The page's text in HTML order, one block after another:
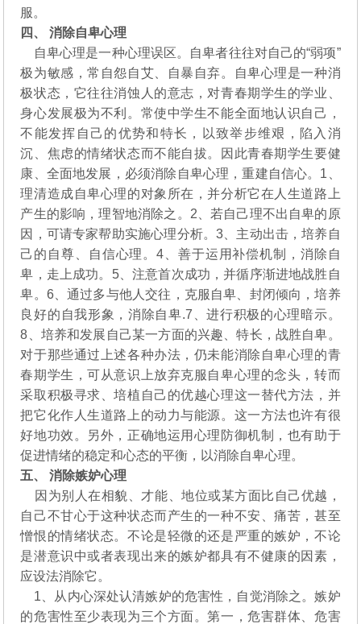
服。
四、 消除自卑心理
自卑心理是一种心理误区。自卑者往往对自己的“弱项”
极为敏感，常自怨自艾、自暴自弃。自卑心理是一种消
极状态，它往往消蚀人的意志，对青春期学生的学业、
身心发展极为不利。常使中学生不能全面地认识自己，
不能发挥自己的优势和特长，以致举步维艰，陷入消
沉、焦虑的情绪状态而不能自拔。因此青春期学生要健
康、全面地发展，必须消除自卑心理，重建自信心。1、
理清造成自卑心理的对象所在，并分析它在人生道路上
产生的影响，理智地消除之。2、若自己理不出自卑的原
因，可请专家帮助实施心理分析。3、主动出击，培养自
己的自尊、自信心理。4、善于运用补偿机制，消除自
卑，走上成功。5、注意首次成功，并循序渐进地战胜自
卑。6、通过多与他人交往，克服自卑、封闭倾向，培养
良好的自我形象，消除自卑.7、进行积极的心理暗示。
8、培养和发展自己某一方面的兴趣、特长，战胜自卑。
对于那些通过上述各种办法，仍未能消除自卑心理的青
春期学生，可从意识上放弃克服自卑心理的念头，转而
采取积极寻求、培植自己的优越心理这一替代方法，并
把它化作人生道路上的动力与能源。这一方法也许有很
好地功效。另外，正确地运用心理防御机制，也有助于
促进情绪的稳定和心态的平衡，以消除自卑心理。
五、 消除嫉妒心理
因为别人在相貌、才能、地位或某方面比自己优越，
自己不甘心于这种状态而产生的一种不安、痛苦，甚至
憎恨的情绪状态。不论是轻微的还是严重的嫉妒，不论
是潜意识中或者表现出来的嫉妒都具有不健康的因素，
应设法消除它。
1、从内心深处认清嫉妒的危害性，自觉消除之。嫉妒
的危害性至少表现为三个方面。第一，危害群体、危害